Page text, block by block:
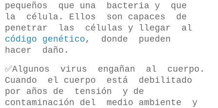
pequeños que una bacteria y que
la célula. Ellos son capaces de
penetrar las células y llegar al
código genético , donde pueden
hacer daño.
✅Algunos virus engañan al cuerpo.
Cuando el cuerpo está debilitado
por años de tensión y de
contaminación del medio ambiente y